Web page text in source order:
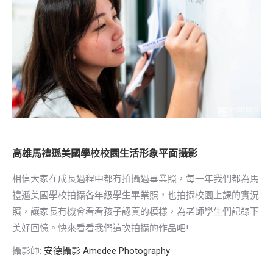
高雄馬禮遜美國學校校園生活形象平面攝影
相信大家在成長過程中都有拍攝過畢業照，每一年我們都為馬
禮遜美國學校拍攝各年級學生畢業照，也拍攝校園上課的實況
照，讓家長有機會看看孩子認真的模樣，為老師學生們記錄下
美好回憶。快來看看我們這次拍攝的作品吧!
攝影師: 安德攝影 Amedee Photography